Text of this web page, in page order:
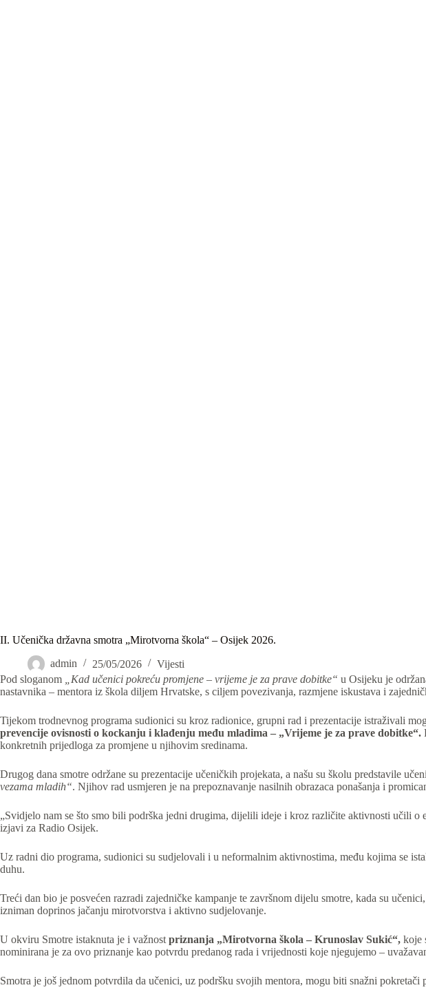
II. Učenička državna smotra „Mirotvorna škola“ – Osijek 2026.
admin 25/05/2026
Vijesti
Pod sloganom
„Kad učenici pokreću promjene – vrijeme je za prave dobitke“ u Osijeku je
nastavnika – mentora iz škola diljem Hrvatske, s ciljem povezivanja, razmjene iskustava i
Tijekom trodnevnog programa sudionici su kroz radionice, grupni rad i prezentacije istraživali
prevencije ovisnosti o kockanju i klađenju među mladima – „Vrijeme je za prave dobitke“.
konkretnih prijedloga za promjene u njihovim sredinama.
Drugog dana smotre održane su prezentacije učeničkih projekata, a našu su školu predstavile
vezama mladih“. Njihov rad usmjeren je na prepoznavanje nasilnih obrazaca ponašanja i
„Svidjelo nam se što smo bili podrška jedni drugima, dijelili ideje i kroz različite aktivnosti učili
izjavi za Radio Osijek.
Uz radni dio programa, sudionici su sudjelovali i u neformalnim aktivnostima, među kojima se
duhu.
Treći dan bio je posvećen razradi zajedničke kampanje te završnom dijelu smotre, kada su
izniman doprinos jačanju mirotvorstva i aktivno sudjelovanje.
U okviru Smotre istaknuta je i važnost priznanja „Mirotvorna škola – Krunoslav Sukić“, koje
nominirana je za ovo priznanje kao potvrdu predanog rada i vrijednosti koje njegujemo –
Smotra je još jednom potvrdila da učenici, uz podršku svojih mentora, mogu biti snažni pokretači